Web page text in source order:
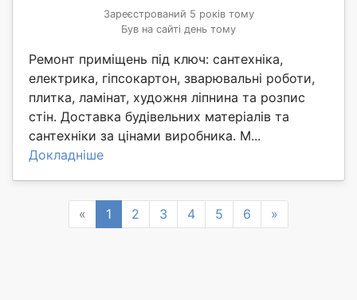
Зареєстрований 5 років тому
Був на сайті день тому
Ремонт приміщень під ключ: сантехніка,
електрика, гіпсокартон, зварювальні роботи,
плитка, ламінат, художня ліпнина та розпис
стін. Доставка будівельних матеріалів та
сантехніки за цінами виробника. М...
Докладніше
« Previous
1 2 3 4 5 6 »